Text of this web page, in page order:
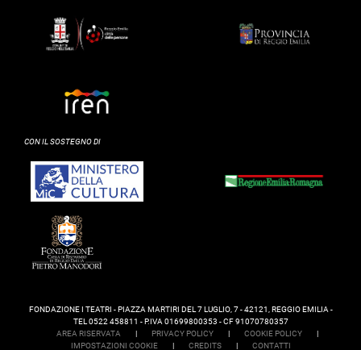
CON IL SOSTEGNO DI
FONDAZIONE I TEATRI - PIAZZA MARTIRI DEL 7 LUGLIO, 7 - 42121, REGGIO EMILIA -
TEL 0522 458811 - P.IVA 01699800353 - CF 91070780357
AREA RISERVATA
| PRIVACY POLICY | COOKIE POLICY
|
IMPOSTAZIONI COOKIE
| CREDITS | CONTATTI